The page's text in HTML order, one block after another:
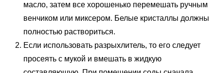
масло, затем все хорошенько перемешать ручным
венчиком или миксером. Белые кристаллы должны
полностью раствориться.
Если использовать разрыхлитель, то его следует
просеять с мукой и вмешать в жидкую